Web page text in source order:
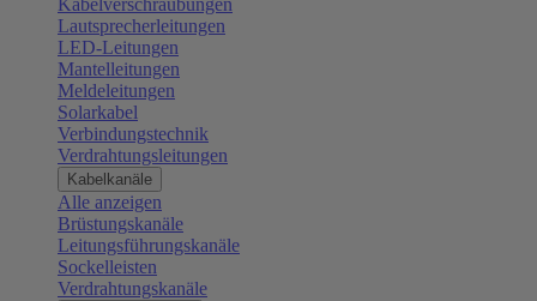
Kabelverschraubungen
Lautsprecherleitungen
LED-Leitungen
Mantelleitungen
Meldeleitungen
Solarkabel
Verbindungstechnik
Verdrahtungsleitungen
Kabelkanäle
Alle anzeigen
Brüstungskanäle
Leitungsführungskanäle
Sockelleisten
Verdrahtungskanäle